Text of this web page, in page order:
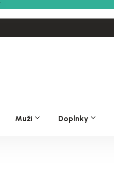
Muži Doplnky